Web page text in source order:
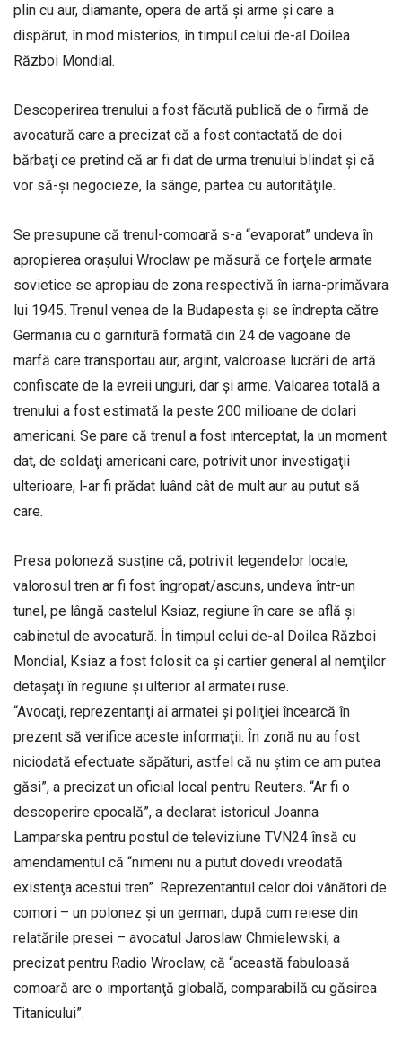
plin cu aur, diamante, opera de artă şi arme şi care a
dispărut, în mod misterios, în timpul celui de-al Doilea
Război Mondial.
Descoperirea trenului a fost făcută publică de o firmă de
avocatură care a precizat că a fost contactată de doi
bărbaţi ce pretind că ar fi dat de urma trenului blindat şi că
vor să-şi negocieze, la sânge, partea cu autorităţile.
Se presupune că trenul-comoară s-a “evaporat” undeva în
apropierea oraşului Wroclaw pe măsură ce forţele armate
sovietice se apropiau de zona respectivă în iarna-primăvara
lui 1945. Trenul venea de la Budapesta şi se îndrepta către
Germania cu o garnitură formată din 24 de vagoane de
marfă care transportau aur, argint, valoroase lucrări de artă
confiscate de la evreii unguri, dar şi arme. Valoarea totală a
trenului a fost estimată la peste 200 milioane de dolari
americani. Se pare că trenul a fost interceptat, la un moment
dat, de soldaţi americani care, potrivit unor investigaţii
ulterioare, l-ar fi prădat luând cât de mult aur au putut să
care.
Presa poloneză susţine că, potrivit legendelor locale,
valorosul tren ar fi fost îngropat/ascuns, undeva într-un
tunel, pe lângă castelul Ksiaz, regiune în care se află şi
cabinetul de avocatură. În timpul celui de-al Doilea Război
Mondial, Ksiaz a fost folosit ca şi cartier general al nemţilor
detaşaţi în regiune şi ulterior al armatei ruse.
“Avocaţi, reprezentanţi ai armatei şi poliţiei încearcă în
prezent să verifice aceste informaţii. În zonă nu au fost
niciodată efectuate săpături, astfel că nu ştim ce am putea
găsi”, a precizat un oficial local pentru Reuters. “Ar fi o
descoperire epocală”, a declarat istoricul Joanna
Lamparska pentru postul de televiziune TVN24 însă cu
amendamentul că “nimeni nu a putut dovedi vreodată
existenţa acestui tren”. Reprezentantul celor doi vânători de
comori – un polonez şi un german, după cum reiese din
relatările presei – avocatul Jaroslaw Chmielewski, a
precizat pentru Radio Wroclaw, că “această fabuloasă
comoară are o importanţă globală, comparabilă cu găsirea
Titanicului”.